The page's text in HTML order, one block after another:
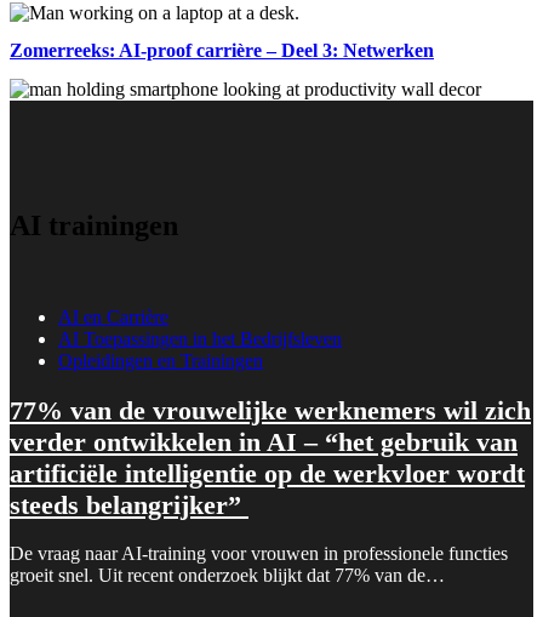
Zomerreeks: AI-proof carrière – Deel 3: Netwerken
AI trainingen
AI en Carrière
AI Toepassingen in het Bedrijfsleven
Opleidingen en Trainingen
77% van de vrouwelijke werknemers wil zich
verder ontwikkelen in AI – “het gebruik van
artificiële intelligentie op de werkvloer wordt
steeds belangrijker”
De vraag naar AI-training voor vrouwen in professionele functies
groeit snel. Uit recent onderzoek blijkt dat 77% van de…